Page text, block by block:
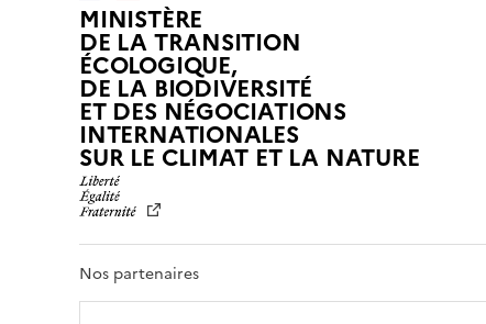
MINISTÈRE
DE LA TRANSITION
ÉCOLOGIQUE,
DE LA BIODIVERSITÉ
ET DES NÉGOCIATIONS
INTERNATIONALES
SUR LE CLIMAT ET LA NATUREL
R
É
Nos partenaires